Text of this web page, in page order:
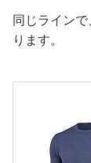
同じライン
ります。